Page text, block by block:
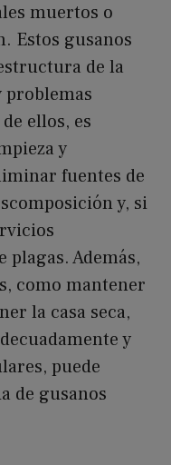
muertos o
Estos gusanos
de la
problemas
ellos, es
y
fuentes de
y, si
Además,
como mantener
la casa seca,
y
puede
de gusanos